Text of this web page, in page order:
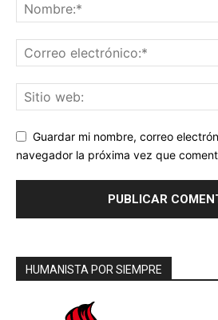
Guardar mi nombre, correo
navegador la próxima vez que
HUMANISTA POR SIEMPRE